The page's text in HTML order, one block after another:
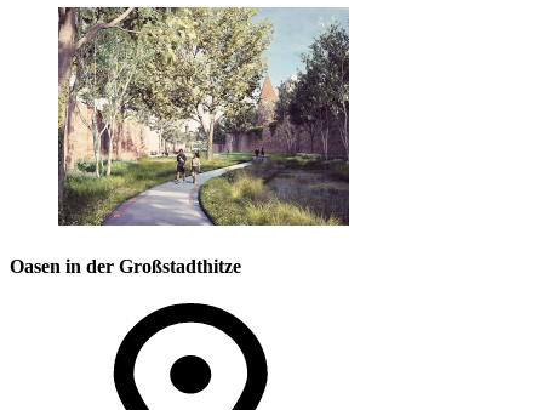
Oasen in der Großstadthitze